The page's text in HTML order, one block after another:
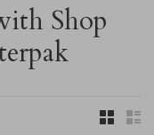
Shop